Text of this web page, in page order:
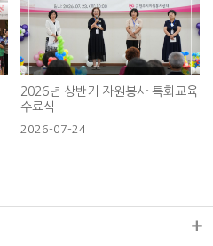
2026년 상반기 자원봉사 특화교육
수료식
2026-07-24